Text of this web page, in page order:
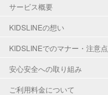
サービス概要
KIDSLINEの想い
KIDSLINEでのマナー・注意点
安心安全への取り組み
ご利用料金について